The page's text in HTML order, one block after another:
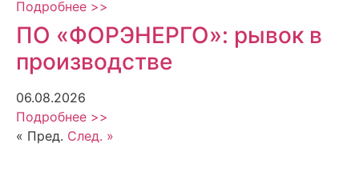
Подробнее >>
ПО «ФОРЭНЕРГО»: рывок в
производстве
06.08.2026
Подробнее >>
« Пред. След. »